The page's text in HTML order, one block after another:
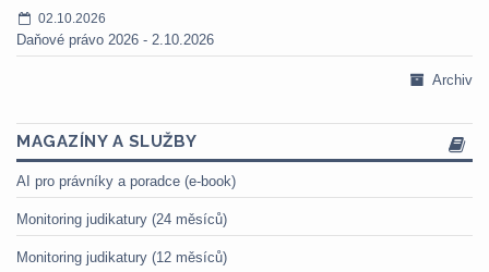
02.10.2026
Daňové právo 2026 - 2.10.2026
Archiv
MAGAZÍNY A SLUŽBY
AI pro právníky a poradce (e-book)
Monitoring judikatury (24 měsíců)
Monitoring judikatury (12 měsíců)